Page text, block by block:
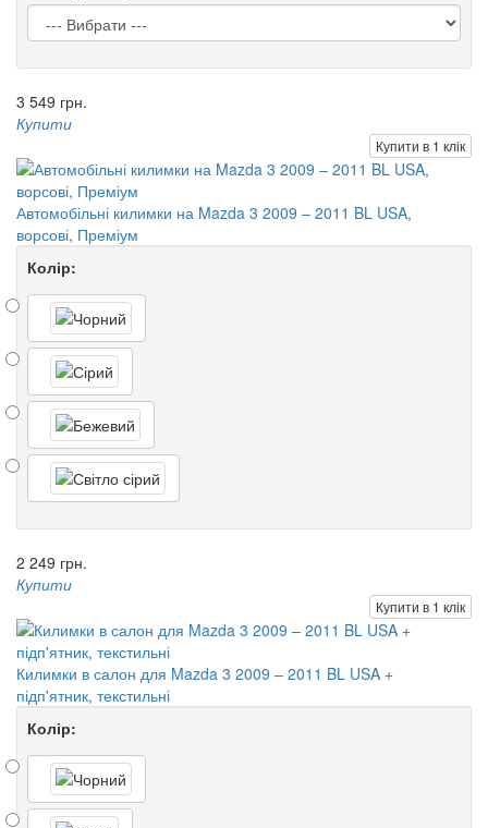
3 549 грн.
Купити
Купити в 1 клік
Автомобільні килимки на Mazda 3 2009 – 2011 BL USA,
ворсові, Преміум
Колір:
2 249 грн.
Купити
Купити в 1 клік
Килимки в салон для Mazda 3 2009 – 2011 BL USA +
підп'ятник, текстильні
Колір: